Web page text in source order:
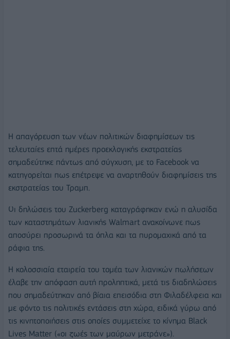
Η απαγόρευση των νέων πολιτικών διαφημίσεων τις
τελευταίες επτά ημέρες προεκλογικής εκστρατείας
σημαδεύτηκε πάντως από σύγχυση, με το Facebook να
κατηγορείται πως επέτρεψε να αναρτηθούν διαφημίσεις της
εκστρατείας του Τραμπ.
Οι δηλώσεις του Zuckerberg καταγράφηκαν ενώ η αλυσίδα
των καταστημάτων λιανικής Walmart ανακοίνωνε πως
αποσύρει προσωρινά τα όπλα και τα πυρομαχικά από τα
ράφια της.
Η κολοσσιαία εταιρεία του τομέα των λιανικών πωλήσεων
έλαβε την απόφαση αυτή προληπτικά, μετά τις διαδηλώσεις
που σημαδεύτηκαν από βίαια επεισόδια στη Φιλαδέλφεια και
με φόντο τις πολιτικές εντάσεις στη χώρα, ειδικά γύρω από
τις κινητοποιήσεις στις οποίες συμμετείχε το κίνημα Black
Lives Matter («οι ζωές των μαύρων μετράνε»).